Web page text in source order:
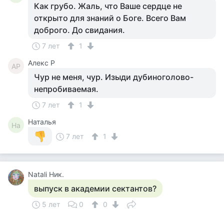
Как грубо. Жаль, что Ваше сердце не
открыто для знаний о Боге. Всего Вам
доброго. До свидания.
7 лет 1
АР Алекс Р
Чур не меня, чур. Изыди дубиноголово-
непробиваемая.
7 лет 1
На
Наталья
7 лет
1
Natali Ник.
выпуск в академии сектантов?
5 лет 0 0